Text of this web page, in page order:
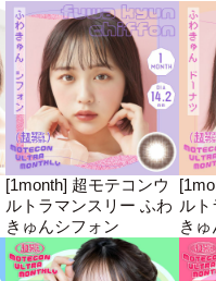
[1month] 超モテコンウ
ルトラマンスリー ふわ
きゅんシフォン
ル
き